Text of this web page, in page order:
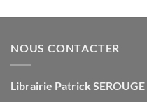
NOUS CONTACTER
Librairie Patrick SEROUGE